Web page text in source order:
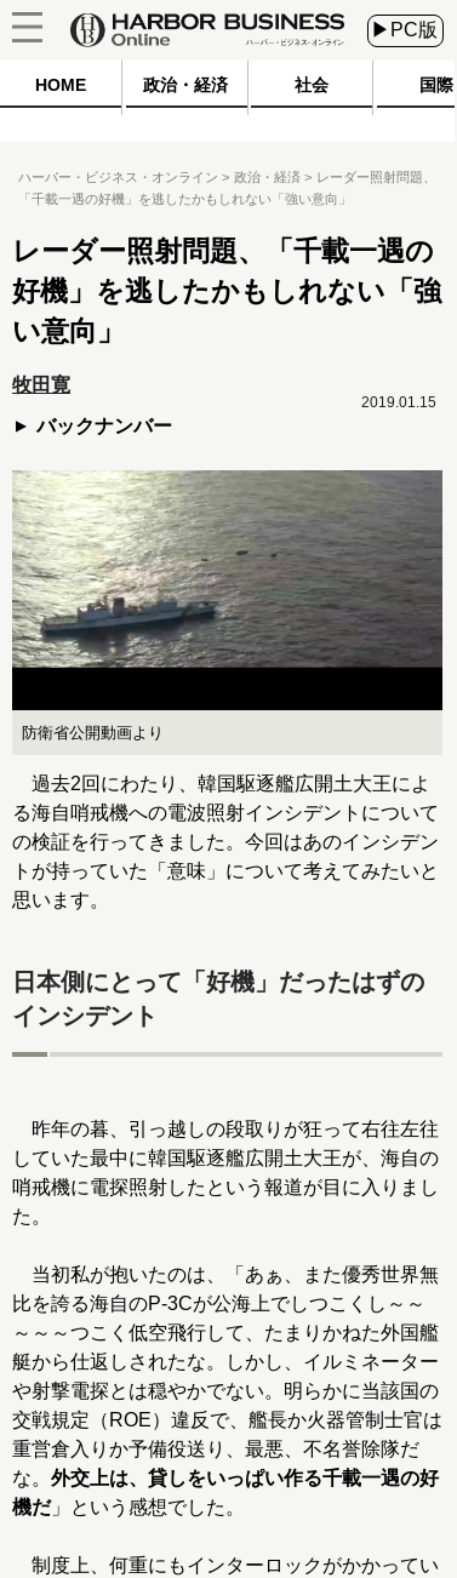
▶PC版
HOME 政治・経済 社会 国際
ハーバー・ビジネス・オンライン 政治・経済
レーダー照射問題、
「千載一遇の好機」を逃したかもしれない「強い意向」
レーダー照射問題、「千載一遇の
好機」を逃したかもしれない「強
い意向」
牧田寛
バックナンバー
2019.01.15
防衛省公開動画より
過去2回にわたり、韓国駆逐艦広開土大王によ
る海自哨戒機への電波照射インシデントについて
の検証を行ってきました。今回はあのインシデン
トが持っていた「意味」について考えてみたいと
思います。
日本側にとって「好機」だったはずの
インシデント
昨年の暮、引っ越しの段取りが狂って右往左往
していた最中に韓国駆逐艦広開土大王が、海自の
哨戒機に電探照射したという報道が目に入りまし
た。
当初私が抱いたのは、「あぁ、また優秀世界無
比を誇る海自のP-3Cが公海上でしつこくし～～
～～～つこく低空飛行して、たまりかねた外国艦
艇から仕返しされたな。しかし、イルミネーター
や射撃電探とは穏やかでない。明らかに当該国の
交戦規定（ROE）違反で、艦長か火器管制士官は
重営倉入りか予備役送り、最悪、不名誉除隊だ
な。 外交上は、貸しをいっぱい作る千載一遇の好
機だ」という感想でした。
制度上、何重にもインターロックがかかってい